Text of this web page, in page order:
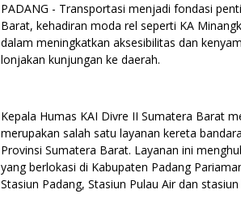
PADANG - Transportasi menjadi fondasi
Barat, kehadiran moda rel seperti KA
dalam meningkatkan aksesibilitas dan
lonjakan kunjungan ke daerah.
Kepala Humas KAI Divre II Sumatera Barat
merupakan salah satu layanan kereta
Provinsi Sumatera Barat. Layanan ini
yang berlokasi di Kabupaten Padang
Stasiun Padang, Stasiun Pulau Air dan